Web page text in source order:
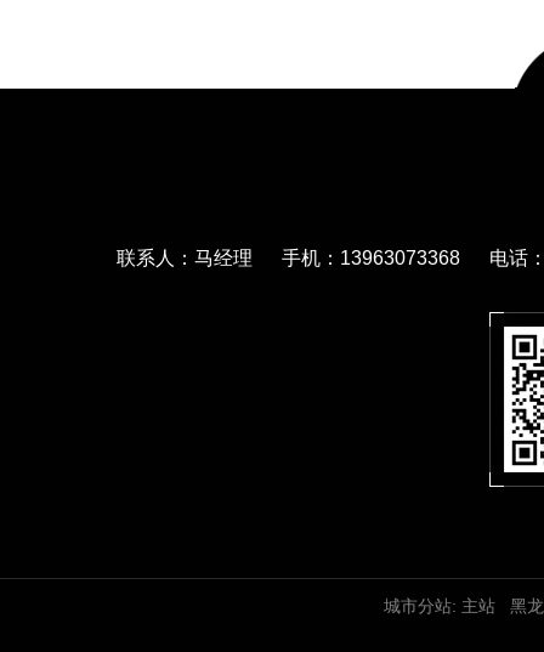
联系人：马经理 手机：13963073368 电话
城市分站: 主站 黑